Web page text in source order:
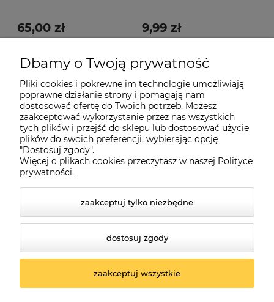
65,00 zł
99,00 zł
do koszyka
9,99 zł
do koszyka
Informacje
Płatności i dostawa
Dbamy o Twoją prywatność
Pliki cookies i pokrewne im technologie umożliwiają
poprawne działanie strony i pomagają nam
dostosować ofertę do Twoich potrzeb. Możesz
zaakceptować wykorzystanie przez nas wszystkich
tych plików i przejść do sklepu lub dostosować użycie
plików do swoich preferencji, wybierając opcję
"Dostosuj zgody".
Więcej o plikach cookies przeczytasz w naszej Polityce
prywatności.
zaakceptuj tylko niezbędne
dostosuj zgody
zaakceptuj wszystkie